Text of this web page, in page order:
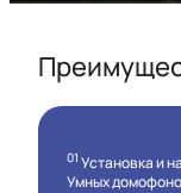
01 Установка и
Умных